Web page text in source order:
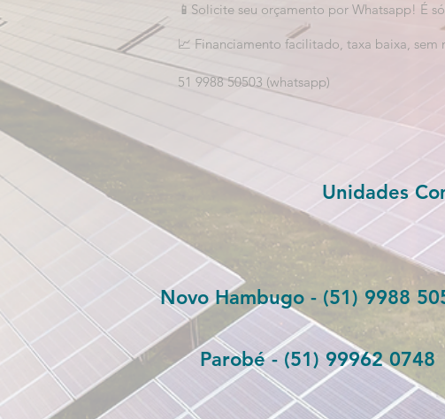
📱Solicite seu orçamento por Whatsapp! É
📈 Financiamento facilitado, taxa baixa, sem
51 9988 50503 (whatsapp)
Unidades
Parobé - (51) 99962 0748
Novo Hambugo - (51) 9988